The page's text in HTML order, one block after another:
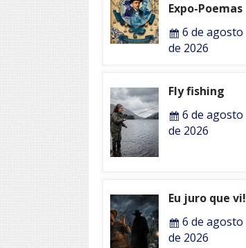
Expo-Poemas
6 de agosto
de 2026
Fly fishing
6 de agosto
de 2026
Eu juro que vi!
6 de agosto
de 2026